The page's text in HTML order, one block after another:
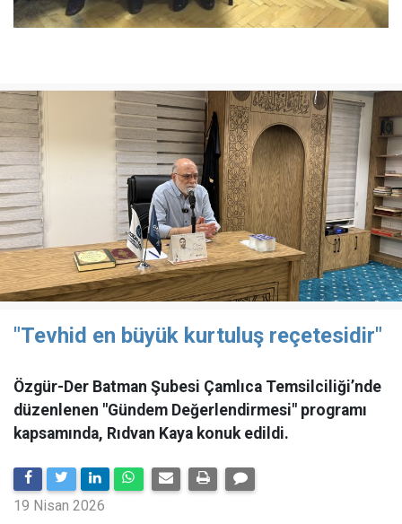
"Tevhid en büyük kurtuluş reçetesidir"
Özgür-Der Batman Şubesi Çamlıca Temsilciliği’nde
düzenlenen "Gündem Değerlendirmesi" programı
kapsamında, Rıdvan Kaya konuk edildi.
19 Nisan 2026